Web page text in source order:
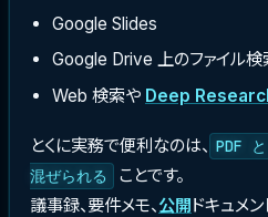
Google Slides
Google Drive 上のファイル検
Web 検索や Deep
とくに実務で便利なのは、 PDF
混ぜられる
ことです。
議事録、要件メモ、公開ドキュメ